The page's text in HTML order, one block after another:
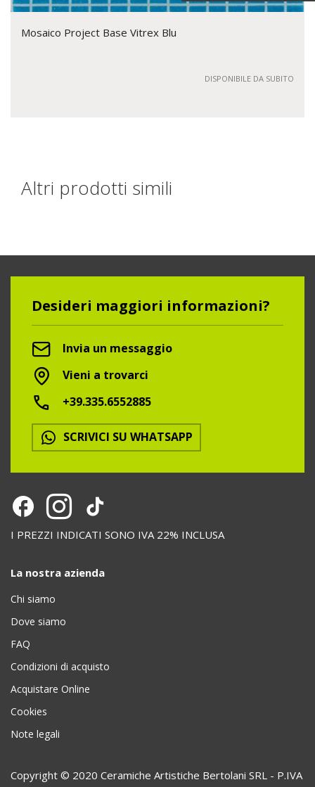
Mosaico Project Base Vitrex Blu
DISPONIBILE DA SUBITO
Altri prodotti simili
Desideri maggiori informazioni?
Invia un messaggio
Vieni a trovarci
+39.335.6552885
SCRIVICI SU WHATSAPP
I PREZZI INDICATI SONO IVA 22% INCLUSA
La nostra azienda
Chi siamo
Dove siamo
FAQ
Condizioni di acquisto
Acquistare Online
Cookies
Note legali
Copyright © 2020 Ceramiche Artistiche Bertolani SRL - P.IVA